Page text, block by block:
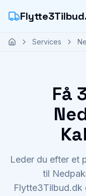
Services
Få
Leder du efter et
til
Flytte3Tilbud.dk